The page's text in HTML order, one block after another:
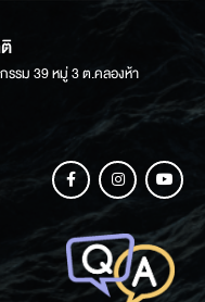
รรม 39 หมู่ 3 ต.คลองห้า